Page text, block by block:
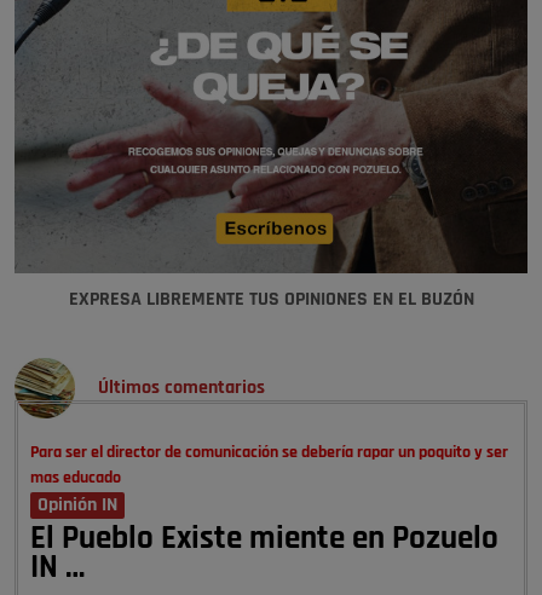
EXPRESA LIBREMENTE TUS OPINIONES EN EL BUZÓN
Últimos comentarios
Para ser el director de comunicación se debería rapar un poquito y ser
mas educado
Opinión IN
El Pueblo Existe miente en Pozuelo
IN …